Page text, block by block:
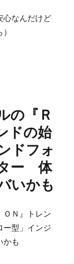
心なんだけど
の『Ｒ
ドの始
ドフォ
ー 体
いかも
Ｎ』トレン
ー型」インジ
かも